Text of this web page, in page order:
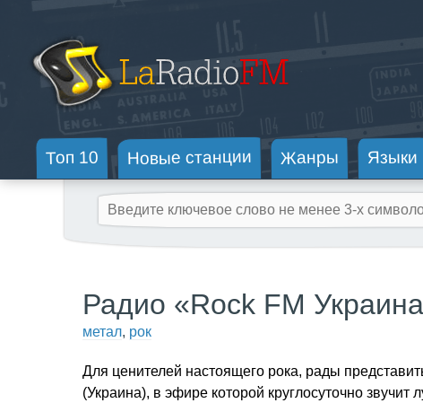
Топ 10 Новые станции Жанры Языки
Радио «Rock FM
метал, рок
Для ценителей настоящего рока, рады
(Украина), в эфире которой круглосуточно звучит